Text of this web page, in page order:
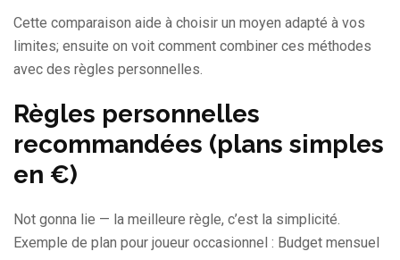
Cette comparaison aide à choisir un moyen adapté à vos
limites; ensuite on voit comment combiner ces méthodes
avec des règles personnelles.
Règles personnelles
recommandées (plans simples
en €)
Not gonna lie — la meilleure règle, c’est la simplicité.
Exemple de plan pour joueur occasionnel : Budget mensuel